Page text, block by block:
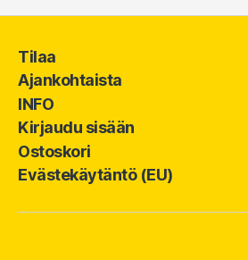
Tilaa
Ajankohtaista
INFO
Kirjaudu sisään
Ostoskori
Evästekäytäntö (EU)